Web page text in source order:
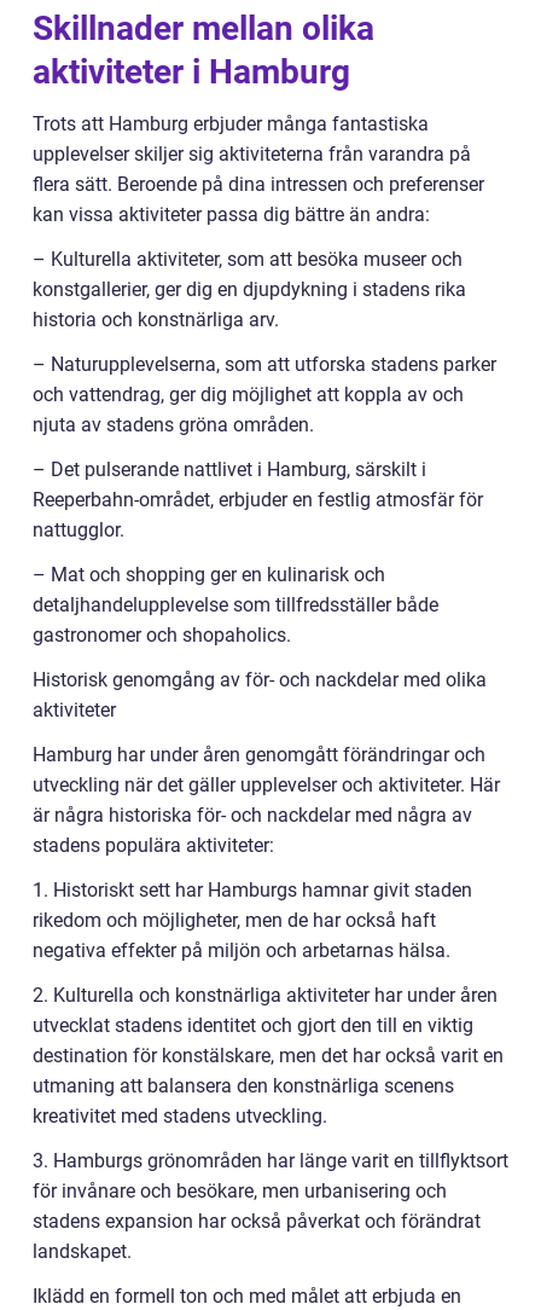
Skillnader mellan olika
aktiviteter i Hamburg
Trots att Hamburg erbjuder många fantastiska
upplevelser skiljer sig aktiviteterna från varandra på
flera sätt. Beroende på dina intressen och preferenser
kan vissa aktiviteter passa dig bättre än andra:
– Kulturella aktiviteter, som att besöka museer och
konstgallerier, ger dig en djupdykning i stadens rika
historia och konstnärliga arv.
– Naturupplevelserna, som att utforska stadens parker
och vattendrag, ger dig möjlighet att koppla av och
njuta av stadens gröna områden.
– Det pulserande nattlivet i Hamburg, särskilt i
Reeperbahn-området, erbjuder en festlig atmosfär för
nattugglor.
– Mat och shopping ger en kulinarisk och
detaljhandelupplevelse som tillfredsställer både
gastronomer och shopaholics.
Historisk genomgång av för- och nackdelar med olika
aktiviteter
Hamburg har under åren genomgått förändringar och
utveckling när det gäller upplevelser och aktiviteter. Här
är några historiska för- och nackdelar med några av
stadens populära aktiviteter:
1. Historiskt sett har Hamburgs hamnar givit staden
rikedom och möjligheter, men de har också haft
negativa effekter på miljön och arbetarnas hälsa.
2. Kulturella och konstnärliga aktiviteter har under åren
utvecklat stadens identitet och gjort den till en viktig
destination för konstälskare, men det har också varit en
utmaning att balansera den konstnärliga scenens
kreativitet med stadens utveckling.
3. Hamburgs grönområden har länge varit en tillflyktsort
för invånare och besökare, men urbanisering och
stadens expansion har också påverkat och förändrat
landskapet.
Iklädd en formell ton och med målet att erbjuda en